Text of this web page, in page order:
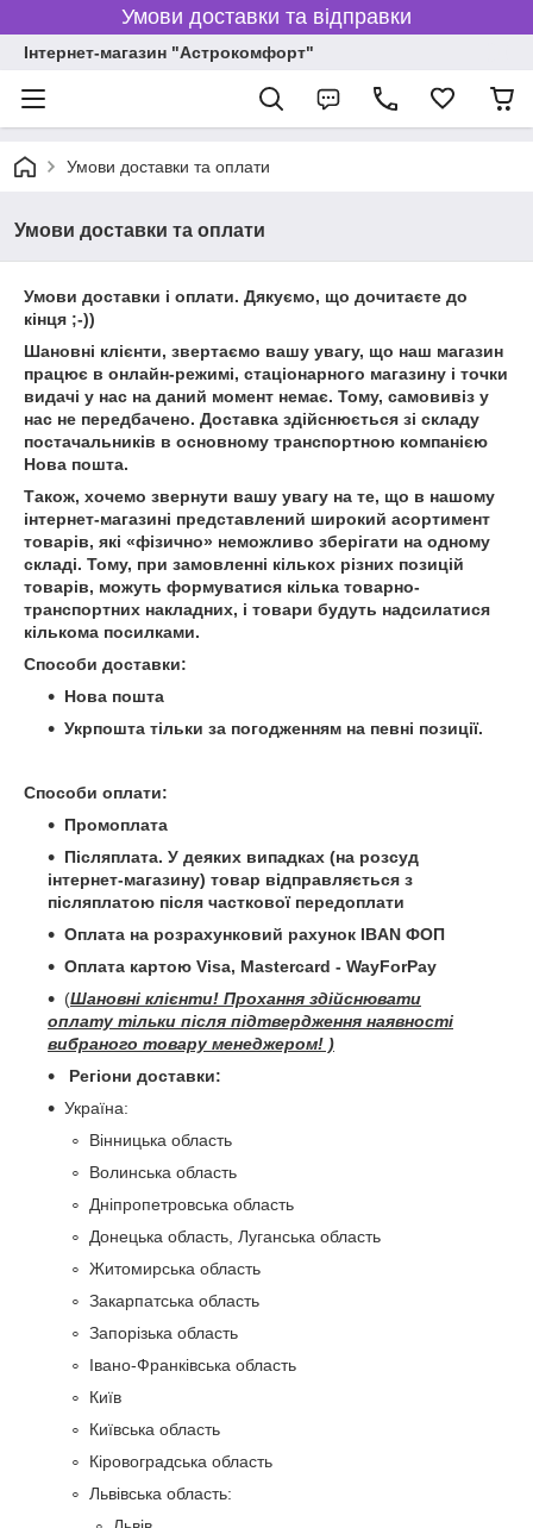
Умови доставки та відправки
Інтернет-магазин "Астрокомфорт"
Умови доставки та оплати
Умови доставки та оплати
Умови доставки і оплати. Дякуємо, що дочитаєте до
кінця ;-))
Шановні клієнти, звертаємо вашу увагу, що наш магазин
працює в онлайн-режимі, стаціонарного магазину і точки
видачі у нас на даний момент немає. Тому, самовивіз у
нас не передбачено. Доставка здійснюється зі складу
постачальників в основному транспортною компанією
Нова пошта.
Також, хочемо звернути вашу увагу на те, що в нашому
інтернет-магазині представлений широкий асортимент
товарів, які «фізично» неможливо зберігати на одному
складі. Тому, при замовленні кількох різних позицій
товарів, можуть формуватися кілька товарно-
транспортних накладних, і товари будуть надсилатися
кількома посилками.
Способи доставки:
Нова пошта
Укрпошта тільки за погодженням на певні позиції.
Способи оплати:
Промоплата
Післяплата. У деяких випадках (на розсуд
інтернет-магазину) товар відправляється з
післяплатою після часткової передоплати
Оплата на розрахунковий рахунок IBAN ФОП
Оплата картою Visa, Mastercard - WayForPay
(Шановні клієнти! Прохання здійснювати
оплату тільки після підтвердження наявності
вибраного товару менеджером! )
Регіони доставки:
Україна:
Вінницька область
Волинська область
Дніпропетровська область
Донецька область, Луганська область
Житомирська область
Закарпатська область
Запорізька область
Івано-Франківська область
Київ
Київська область
Кіровоградська область
Львівська область: